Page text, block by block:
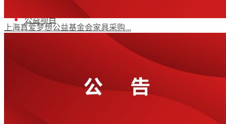
公益项目
上海真爱梦想公益基金会家具采购...